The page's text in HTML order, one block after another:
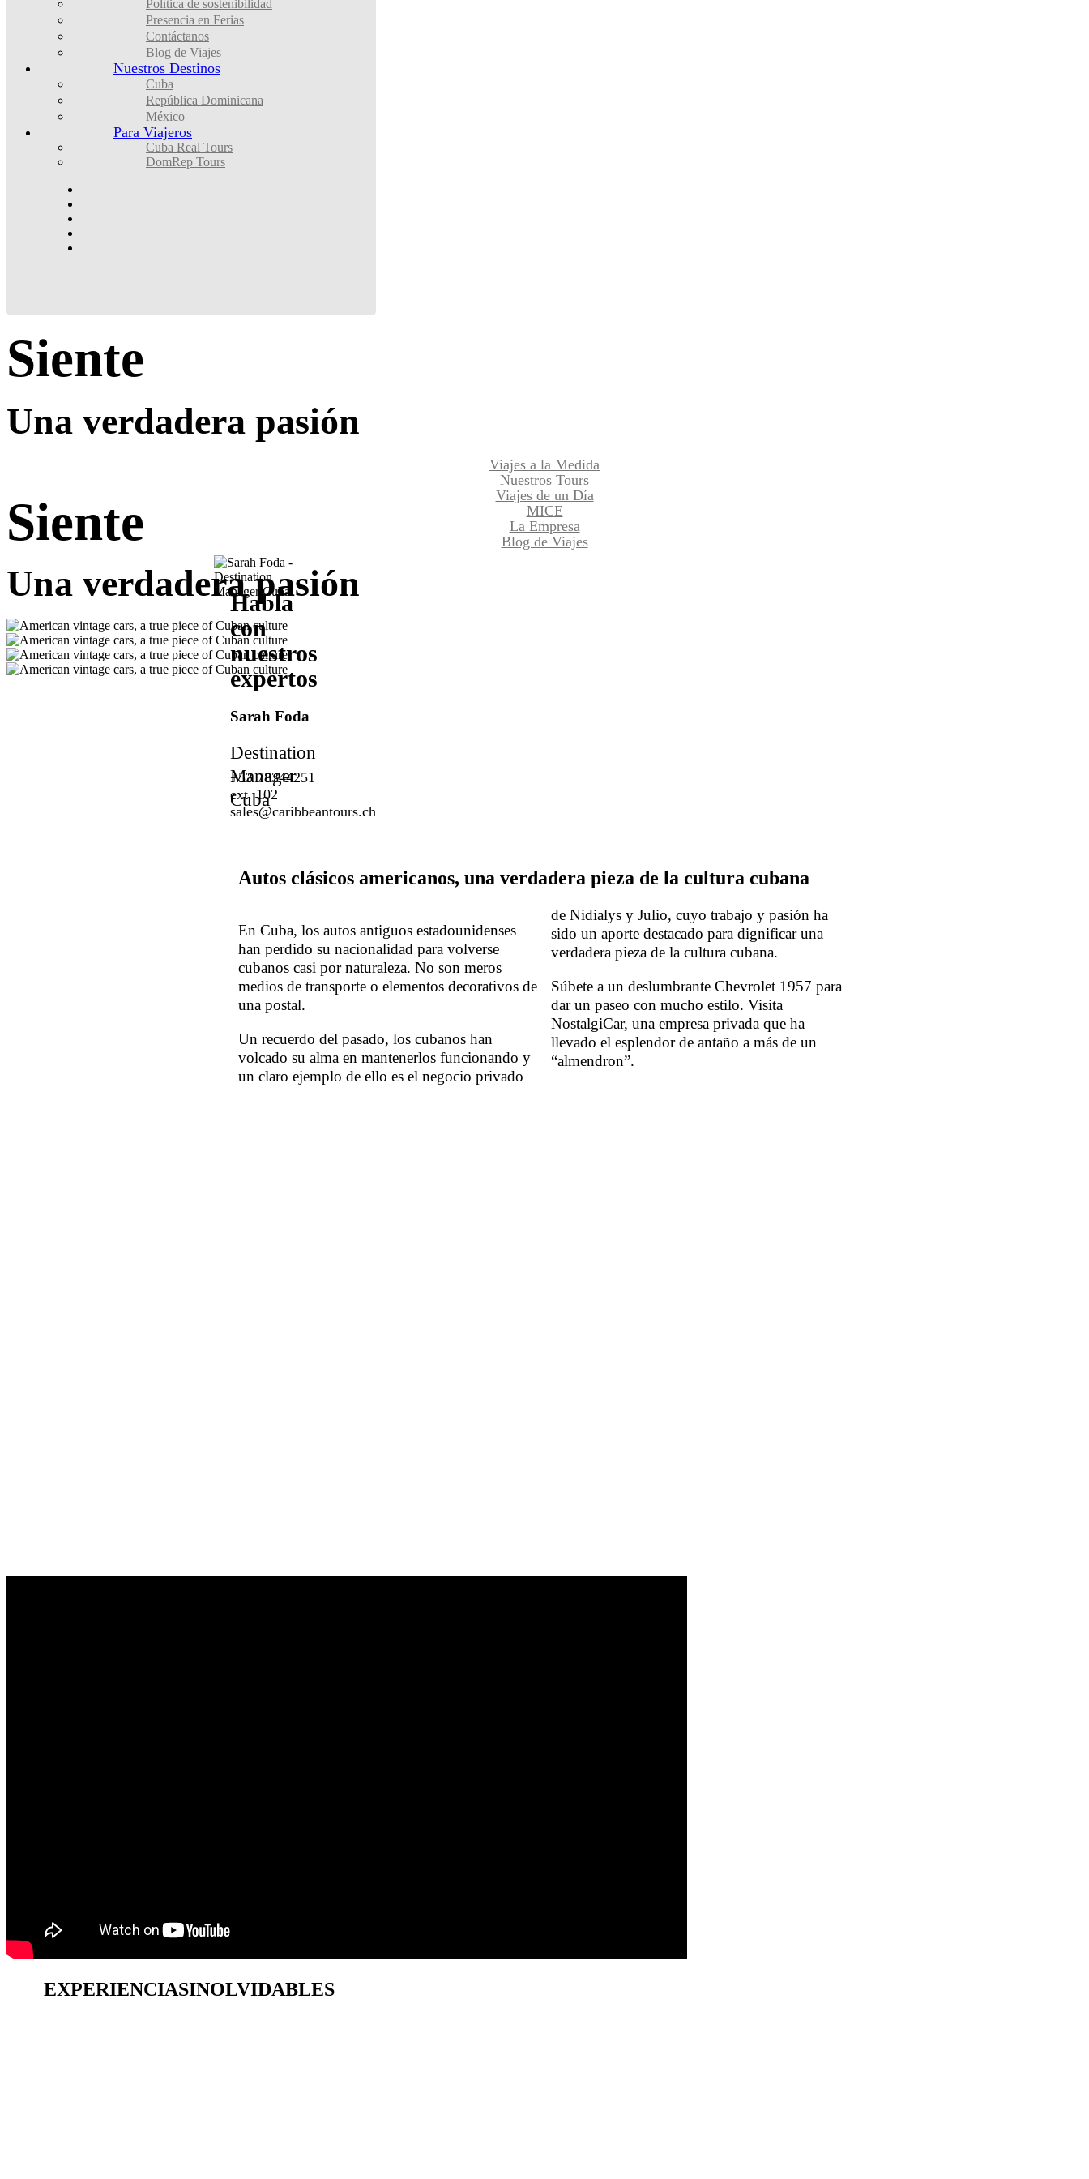
Política de sostenibilidad
Presencia en Ferias
Contáctanos
Blog de Viajes
Nuestros Destinos
Cuba
República Dominicana
México
Para Viajeros
Cuba Real Tours
DomRep Tours
Siente
Una verdadera pasión
Viajes a la Medida
Nuestros Tours
Viajes de un Día
MICE
La Empresa
Blog de Viajes
Siente
Una verdadera pasión
Habla
con
nuestros
expertos
Sarah Foda
Destination
Manager
Cuba
+53 78344251
ext. 102
sales@caribbeantours.ch
Autos clásicos americanos, una verdadera pieza de la cultura cubana
En Cuba, los autos antiguos estadounidenses
han perdido su nacionalidad para volverse
cubanos casi por naturaleza. No son meros
medios de transporte o elementos decorativos de
una postal.
Un recuerdo del pasado, los cubanos han
volcado su alma en mantenerlos funcionando y
un claro ejemplo de ello es el negocio privado
de Nidialys y Julio, cuyo trabajo y pasión ha
sido un aporte destacado para dignificar una
verdadera pieza de la cultura cubana.
Súbete a un deslumbrante Chevrolet 1957 para
dar un paseo con mucho estilo. Visita
NostalgiCar, una empresa privada que ha
llevado el esplendor de antaño a más de un
“almendron”.
EXPERIENCIASINOLVIDABLES